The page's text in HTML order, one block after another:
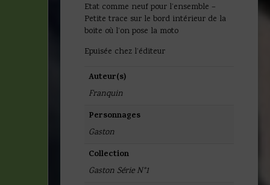
Etat comme neuf pour l’ensemble –
Petite trace sur le bord intérieur de la
boite où l’on pose la moto
Epuisée chez l’éditeur
Auteur(s)
Franquin
Personnages
Gaston
Collection
Gaston Série N°1